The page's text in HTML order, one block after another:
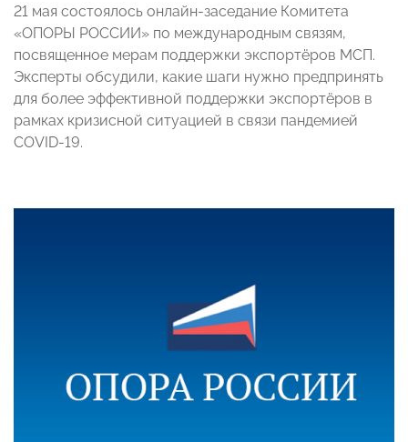
21 мая состоялось онлайн-заседание Комитета
«ОПОРЫ РОССИИ» по международным связям,
посвященное мерам поддержки экспортёров МСП.
Эксперты обсудили, какие шаги нужно предпринять
для более эффективной поддержки экспортёров в
рамках кризисной ситуацией в связи пандемией
COVID-19.